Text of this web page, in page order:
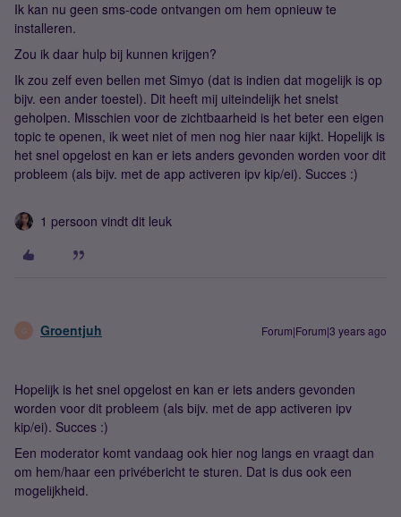
Ik kan nu geen sms-code ontvangen om hem opnieuw te
installeren.
Zou ik daar hulp bij kunnen krijgen?
Ik zou zelf even bellen met Simyo (dat is indien dat mogelijk is op
bijv. een ander toestel). Dit heeft mij uiteindelijk het snelst
geholpen. Misschien voor de zichtbaarheid is het beter een eigen
topic te openen, ik weet niet of men nog hier naar kijkt. Hopelijk is
het snel opgelost en kan er iets anders gevonden worden voor dit
probleem (als bijv. met de app activeren ipv kip/ei). Succes :)
1 persoon vindt dit leuk
G Groentjuh Forum|Forum|3 years ago
Hopelijk is het snel opgelost en kan er iets anders gevonden
worden voor dit probleem (als bijv. met de app activeren ipv
kip/ei). Succes :)
Een moderator komt vandaag ook hier nog langs en vraagt dan
om hem/haar een privébericht te sturen. Dat is dus ook een
mogelijkheid.